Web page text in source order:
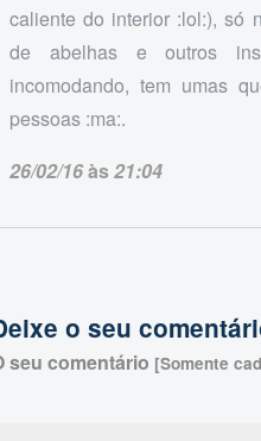
caliente do interior :lol:), só
de abelhas e outros
incomodando, tem umas
pessoas :ma:.
26/02/16às21:04
o seu
seu comentário [Somente